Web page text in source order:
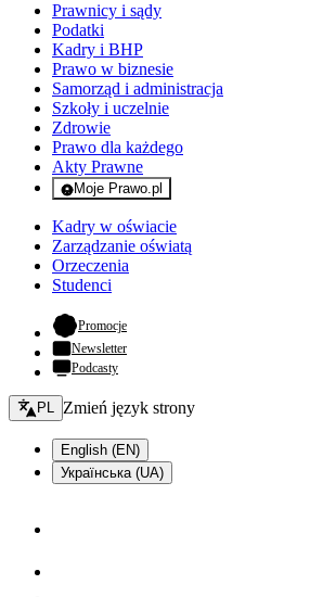
Prawnicy i sądy
Podatki
Kadry i BHP
Prawo w biznesie
Samorząd i administracja
Szkoły i uczelnie
Zdrowie
Prawo dla każdego
Akty Prawne
Moje Prawo.pl
- rejestracja i logowanie do serwisu
Kadry w oświacie
Zarządzanie oświatą
Orzeczenia
Studenci
Promocje- otwiera się w nowej karcie
Newsletter
Podcasty
Zmień język - bieżący:
PL Zmień język strony
English (EN)
Українська (UA)